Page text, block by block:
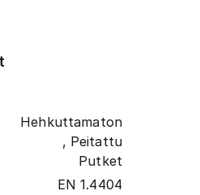
Hehkuttamaton
, Peitattu
Putket
EN 1.4404